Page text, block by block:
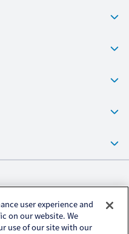
ェブサイト
リシー
扱いについて
user experience and
on our website. We
use of our site with our